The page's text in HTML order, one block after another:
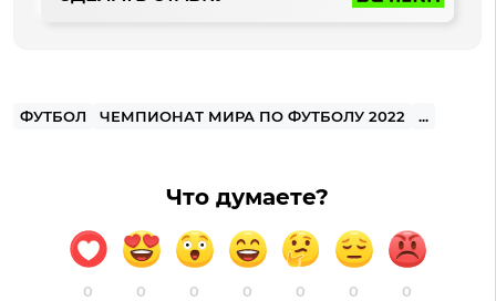
ФУТБОЛ ЧЕМПИОНАТ МИРА ПО ФУТБОЛУ 2022 ...
Что думаете?
0 0 0 0 0 0 0